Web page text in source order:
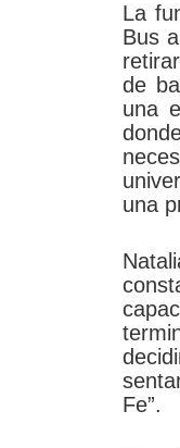
La
Bus
de
una
una
Fe”.